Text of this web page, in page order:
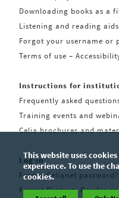
Downloading books as a
Listening and reading aids
Forgot your username or
Terms of use –
Instructions for
Frequently asked
Training events and
Celia brochures and
Log in
Forgot Celianet password?
Forgot Pratsam Reader
This website uses
experience. To use the
cookies.